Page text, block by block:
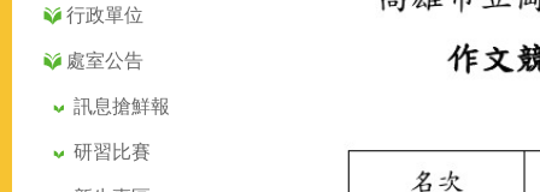
行政單位
處室公告
訊息搶鮮報
研習比賽